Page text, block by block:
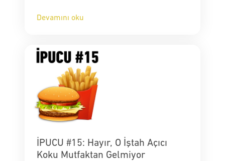
Devamını oku
İPUCU #15: Hayır, O İştah Açıcı
Koku Mutfaktan Gelmiyor